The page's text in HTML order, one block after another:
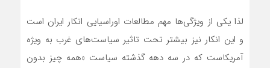
لذا یکی از ویژگی‌ها مهم مطالعات اوراسیایی انکار ایران است
و این انکار نیز بیشتر تحت تاثیر سیاست‌های غرب به ویژه
آمریکاست که در سه دهه گذشته سیاست «همه چیز بدون